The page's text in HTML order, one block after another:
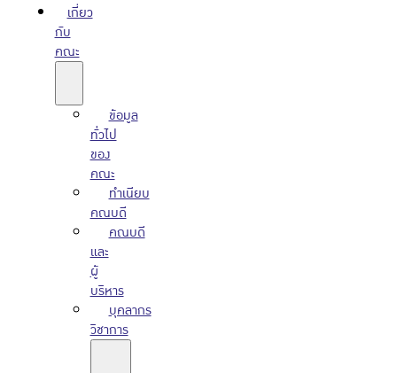
เกี่ยว
กับ
คณะ
ข้อมูล
ทั่วไป
ของ
คณะ
ทำเนียบ
คณบดี
คณบดี
และ
ผู้
บริหาร
บุคลากร
วิชาการ